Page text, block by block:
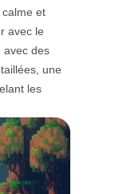
et
avec le
avec des
une
les